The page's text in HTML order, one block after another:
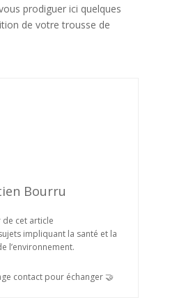
prodiguer ici quelques
de votre trousse de
Bourru
de cet article
impliquant la santé et la
l’environnement.
contact pour échanger 🤝